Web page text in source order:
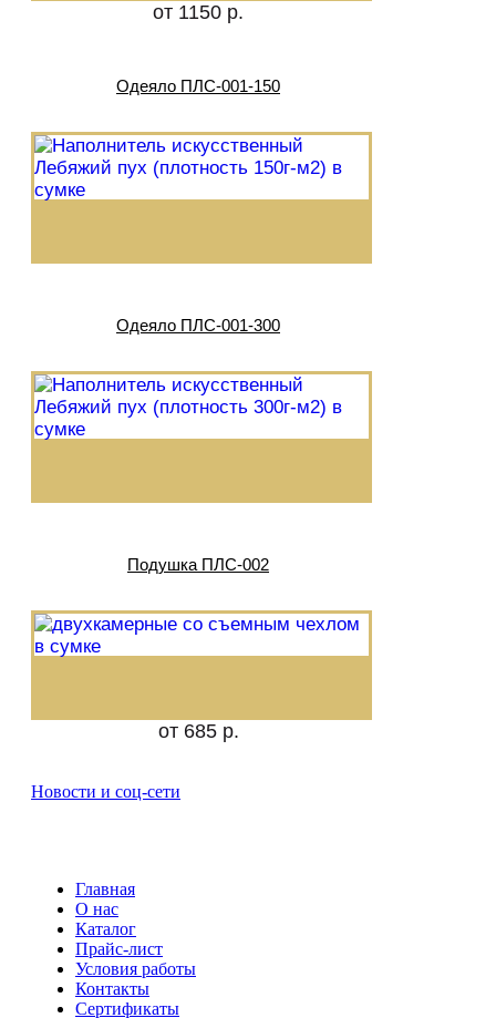
от 1150 р.
Одеяло ПЛС-001-150
Одеяло ПЛС-001-300
Подушка ПЛС-002
от 685 р.
Новости и соц-сети
Главная
О нас
Каталог
Прайс-лист
Условия работы
Контакты
Сертификаты